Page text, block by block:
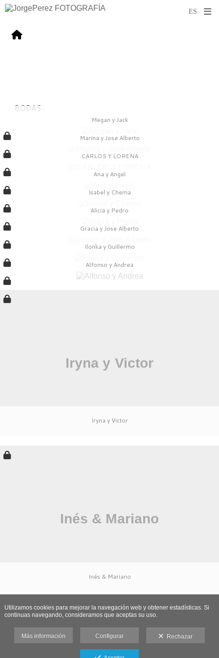
BODAS
Megan y Jack
Marina y Jose Alberto
CARLOS Y LORENA
Ana y Angel
Isabel y Chema
Alicia y Pedro
Gracia y Jose Alberto
Ilonka y Guillermo
Alfonso y Andrea
Iryna y Victor
Inés & Mariano
Utilizamos cookies para mejorar la navegación web y obtener estadísticas. Si
continuas navegando, consideramos que aceptas su uso.
Más información Configurar Rechazar